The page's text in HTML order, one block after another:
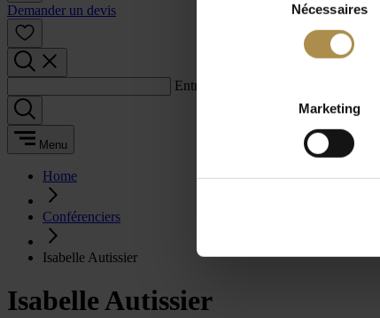
Nécessaires
Marketing
Demander un devis
Entrez un terme de recherche :
Menu
Home
Conférenciers
Isabelle Autissier
Isabelle Autissier